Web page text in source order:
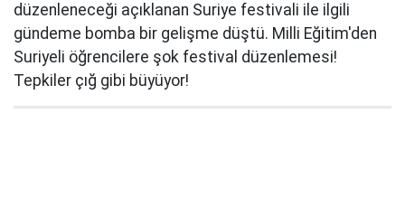
düzenleneceği açıklanan Suriye festivali ile ilgili
gündeme bomba bir gelişme düştü. Milli Eğitim'den
Suriyeli öğrencilere şok festival düzenlemesi!
Tepkiler çığ gibi büyüyor!